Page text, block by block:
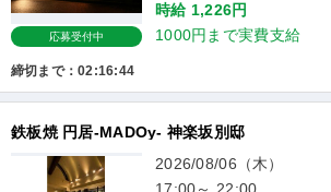
応募受付中
時給 1,226円
1000円まで実費支給
締切まで：02:16:43
鉄板焼 円居-MADOy- 神楽坂別邸
2026/08/06（木）